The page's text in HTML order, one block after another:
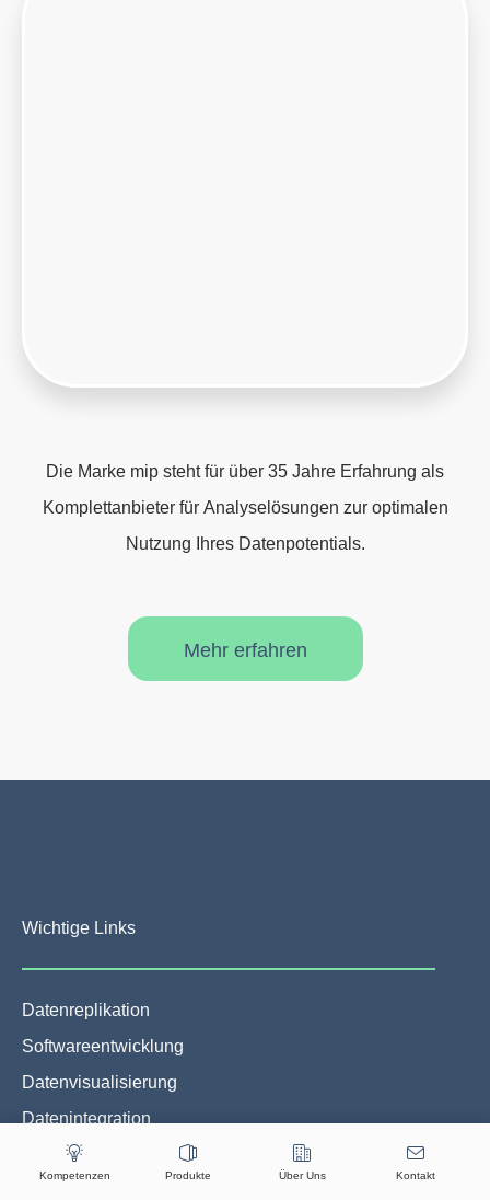
Kompetenzen Produkte Über Uns Kontakt
Die Marke mip steht für über 35 Jahre Erfahrung als
Komplettanbieter für Analyselösungen zur optimalen
Nutzung Ihres Datenpotentials.
Mehr erfahren
Wichtige Links
Datenreplikation
Softwareentwicklung
Datenvisualisierung
Datenintegration
Datenanalyse